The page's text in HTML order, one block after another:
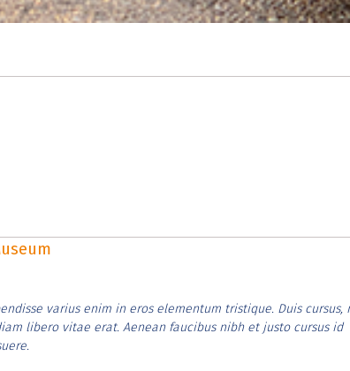
varius enim in eros elementum tristique. Duis cursus,
libero vitae erat. Aenean faucibus nibh et justo cursus id